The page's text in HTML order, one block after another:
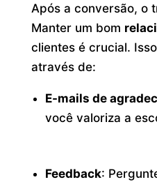
Após a conversão, o
Manter um bom
clientes é crucial.
através de:
E-mails de
você valoriza a
Feedback: